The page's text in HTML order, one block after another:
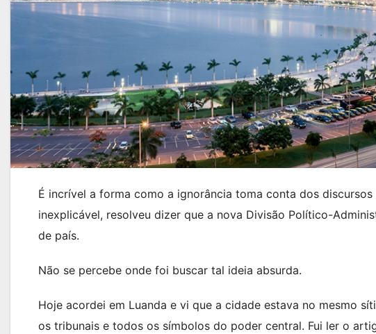
É incrível a forma como a ignorância toma conta dos
inexplicável, resolveu dizer que a nova Divisão Político-
de país.
Não se percebe onde foi buscar tal ideia absurda.
Hoje acordei em Luanda e vi que a cidade estava no mesmo
os tribunais e todos os símbolos do poder central. Fui ler o